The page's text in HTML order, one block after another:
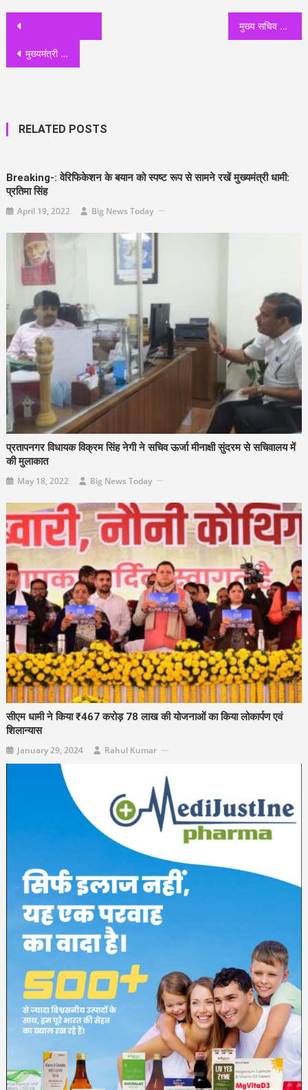
Post
navigation
मुख्यमंत्री ने दिये आपदा ग्रस्त क्षेत्रों का विस्तृत विवरण तैयार करने के निर्देश
मुख्य सचिव ने अधिकारियों को नशामुक्ति और मानसिक स्वास्थ्य पुनर्वास केंद्रों का दौरा करने के दिए निर्देश
RELATED POSTS
Breaking-: वेरिफिकेशन के बयान को स्पष्ट रूप से सामने रखें मुख्यमंत्री धामी:
प्रतिमा सिंह
April 19, 2022 Big News Today
प्रतापनगर विधायक विक्रम सिंह नेगी ने सचिव ऊर्जा मीनाक्षी सुंदरम से सचिवालय में
की मुलाकात
May 18, 2022 Big News Today
सीएम धामी ने किया ₹467 करोड़ 78 लाख की योजनाओं का किया लोकार्पण एवं
शिलान्यास
January 29, 2024 Rahul Kumar